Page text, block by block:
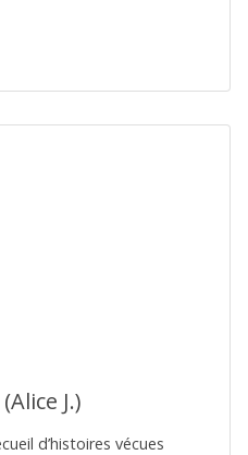
J.)
d’histoires vécues